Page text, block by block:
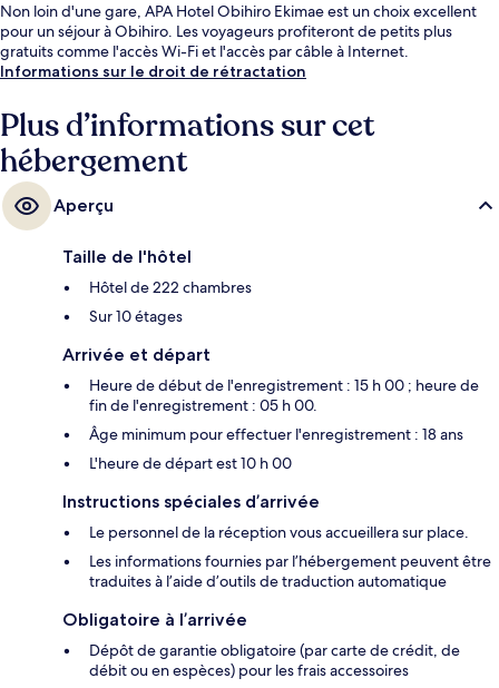
Non loin d'une gare, APA Hotel Obihiro Ekimae est un choix excellent
pour un séjour à Obihiro. Les voyageurs profiteront de petits plus
gratuits comme l'accès Wi-Fi et l'accès par câble à Internet.
Informations sur le droit de rétractation
Plus d’informations sur cet
hébergement
Aperçu
Taille de l'hôtel
Hôtel de 222 chambres
Sur 10 étages
Arrivée et départ
Heure de début de l'enregistrement : 15 h 00 ; heure de
fin de l'enregistrement : 05 h 00.
Âge minimum pour effectuer l'enregistrement : 18 ans
L'heure de départ est 10 h 00
Instructions spéciales d’arrivée
Le personnel de la réception vous accueillera sur place.
Les informations fournies par l’hébergement peuvent être
traduites à l’aide d’outils de traduction automatique
Obligatoire à l’arrivée
Dépôt de garantie obligatoire (par carte de crédit, de
débit ou en espèces) pour les frais accessoires